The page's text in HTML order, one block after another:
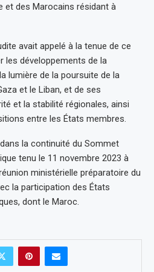
et des Marocains résidant à
avait appelé à la tenue de ce
les développements de la
lumière de la poursuite de la
et le Liban, et de ses
et la stabilité régionales, ainsi
entre les États membres.
la continuité du Sommet
tenu le 11 novembre 2023 à
ministérielle préparatoire du
la participation des États
dont le Maroc.